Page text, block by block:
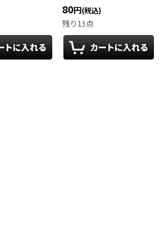
80円(税込)
残り13点